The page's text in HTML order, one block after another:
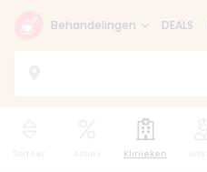
Behandelingen DEALS
Klinieken